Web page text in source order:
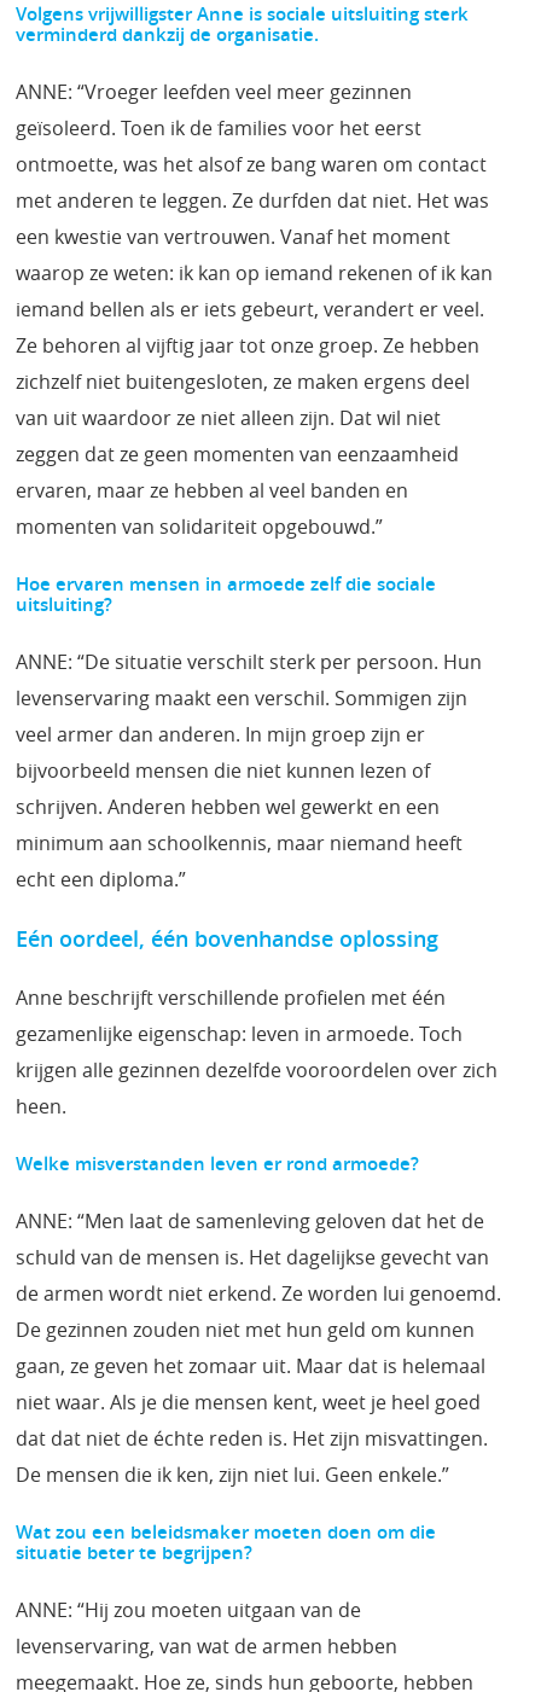
Volgens vrijwilligster Anne is sociale uitsluiting sterk
verminderd dankzij de organisatie.
ANNE: “Vroeger leefden veel meer gezinnen
geïsoleerd. Toen ik de families voor het eerst
ontmoette, was het alsof ze bang waren om contact
met anderen te leggen. Ze durfden dat niet. Het was
een kwestie van vertrouwen. Vanaf het moment
waarop ze weten: ik kan op iemand rekenen of ik kan
iemand bellen als er iets gebeurt, verandert er veel.
Ze behoren al vijftig jaar tot onze groep. Ze hebben
zichzelf niet buitengesloten, ze maken ergens deel
van uit waardoor ze niet alleen zijn. Dat wil niet
zeggen dat ze geen momenten van eenzaamheid
ervaren, maar ze hebben al veel banden en
momenten van solidariteit opgebouwd.”
Hoe ervaren mensen in armoede zelf die sociale
uitsluiting?
ANNE: “De situatie verschilt sterk per persoon. Hun
levenservaring maakt een verschil. Sommigen zijn
veel armer dan anderen. In mijn groep zijn er
bijvoorbeeld mensen die niet kunnen lezen of
schrijven. Anderen hebben wel gewerkt en een
minimum aan schoolkennis, maar niemand heeft
echt een diploma.”
Eén oordeel, één bovenhandse oplossing
Anne beschrijft verschillende profielen met één
gezamenlijke eigenschap: leven in armoede. Toch
krijgen alle gezinnen dezelfde vooroordelen over zich
heen.
Welke misverstanden leven er rond armoede?
ANNE: “Men laat de samenleving geloven dat het de
schuld van de mensen is. Het dagelijkse gevecht van
de armen wordt niet erkend. Ze worden lui genoemd.
De gezinnen zouden niet met hun geld om kunnen
gaan, ze geven het zomaar uit. Maar dat is helemaal
niet waar. Als je die mensen kent, weet je heel goed
dat dat niet de échte reden is. Het zijn misvattingen.
De mensen die ik ken, zijn niet lui. Geen enkele.”
Wat zou een beleidsmaker moeten doen om die
situatie beter te begrijpen?
ANNE: “Hij zou moeten uitgaan van de
levenservaring, van wat de armen hebben
meegemaakt. Hoe ze, sinds hun geboorte, hebben